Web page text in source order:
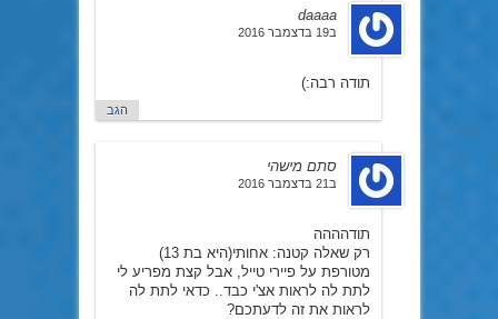
daaaa
ב19 בדצמבר 2016
תודה רבה:)
הגב
סתם מישהי
ב21 בדצמבר 2016
תודהההה
רק שאלה קטנה: אחותי(היא בת 13)
מטורפת על פיירי טייל, אבל קצת מפריע לי
לתת לה לראות אצ'י כבד.. כדאי לתת לה
לראות את זה לדעתכם?